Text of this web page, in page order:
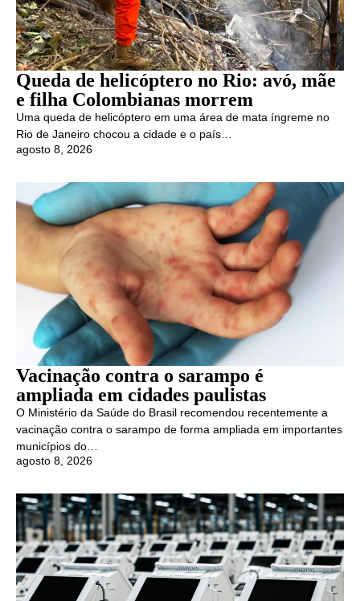
Queda de helicóptero no Rio: avó, mãe
e filha Colombianas morrem
Uma queda de helicóptero em uma área de mata íngreme no
Rio de Janeiro chocou a cidade e o país…
agosto 8, 2026
Vacinação contra o sarampo é
ampliada em cidades paulistas
O Ministério da Saúde do Brasil recomendou recentemente a
vacinação contra o sarampo de forma ampliada em importantes
municípios do…
agosto 8, 2026